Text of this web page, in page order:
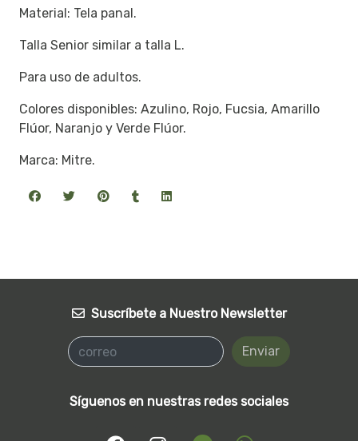
Material: Tela panal.
Talla Senior similar a talla L.
Para uso de adultos.
Colores disponibles: Azulino, Rojo, Fucsia, Amarillo
Flúor, Naranjo y Verde Flúor.
Marca: Mitre.
Suscríbete a Nuestro Newsletter
Enviar
Síguenos en nuestras redes sociales